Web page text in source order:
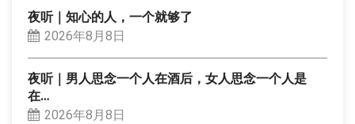
夜听｜知心的人，一个就够了
2026年8月8日
夜听｜男人思念一个人在酒后，女人思念一个人是
在…
2026年8月8日